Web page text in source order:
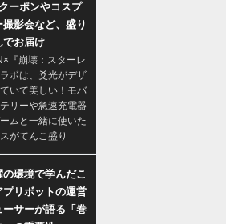
ーポンやコスプ
撮影会など、盛り
でお届け
『崩壊：スターレ
ボは、爻光がデザ
いて美しい！モバ
リーや急速充電器
ムと一緒に使いた
がてんこ盛り
の環境で学んだこ
リボットの運営
ーサーが語る「巻